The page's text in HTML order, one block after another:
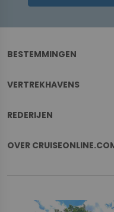
BESTEMMINGEN
VERTREKHAVENS
REDERIJEN
OVER